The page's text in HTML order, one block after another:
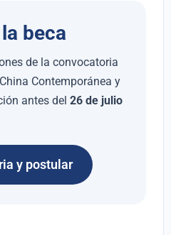
beca
de la convocatoria
Contemporánea y
antes del 26 de julio
y postular